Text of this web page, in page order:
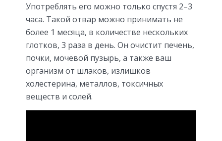
Употреблять его можно только спустя 2–3
часа. Такой отвар можно принимать не
более 1 месяца, в количестве нескольких
глотков, 3 раза в день. Он очистит печень,
почки, мочевой пузырь, а также ваш
организм от шлаков, излишков
холестерина, металлов, токсичных
веществ и солей.